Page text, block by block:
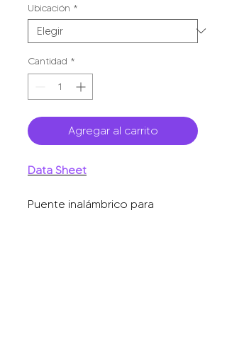
Ubicación *
Cantidad *
Agregar al carrito
Data Sheet
Puente inalámbrico para